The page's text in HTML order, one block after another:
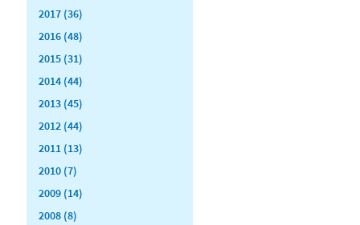
2017 (36)
2016 (48)
2015 (31)
2014 (44)
2013 (45)
2012 (44)
2011 (13)
2010 (7)
2009 (14)
2008 (8)